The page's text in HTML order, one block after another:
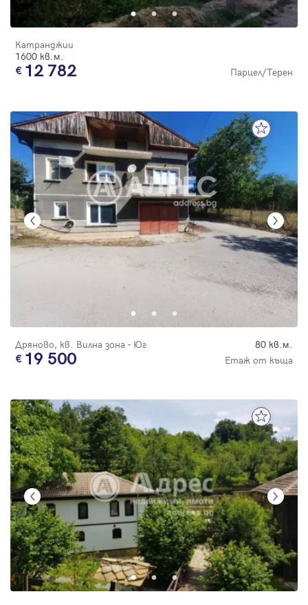
Катранджии
1600 кв.м.
12 782 Парцел/Терен
Дряново, кв. Вилна зона - Юг 80 кв.м.
19 500 Етаж от къща